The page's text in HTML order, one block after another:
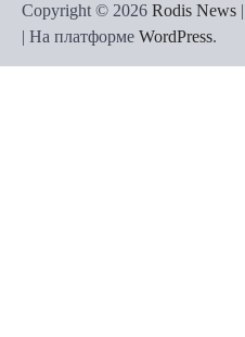
Copyright © 2026 Rodis News
| На платформе WordPress.